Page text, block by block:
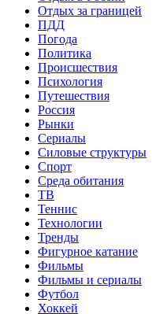
Отдых за границей
ПДД
Погода
Политика
Происшествия
Психология
Путешествия
Россия
Рынки
Сериалы
Силовые структуры
Спорт
Среда обитания
ТВ
Теннис
Технологии
Тренды
Фигурное катание
Фильмы
Фильмы и сериалы
Футбол
Хоккей